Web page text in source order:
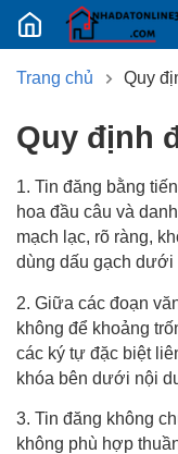
Trang chủ Quy
quy định
1. Tin đăng bằng
hoa đầu câu và
mạch lạc, rõ ràng,
dùng dấu gạch dưới
2. Giữa các đoạn
không để khoảng
các ký tự đặc biệt
khóa bên dưới nội
3. Tin đăng không
không phù hợp